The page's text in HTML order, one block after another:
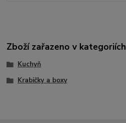
Zboží zařazeno v kategoriích
Kuchyň
Krabičky a boxy